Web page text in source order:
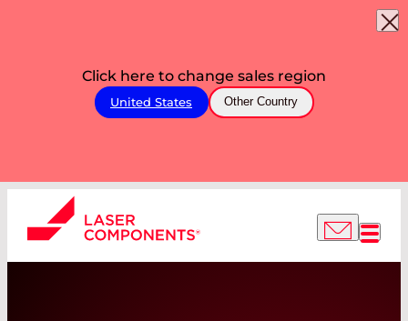
Click here to change sales region
United States Other Country